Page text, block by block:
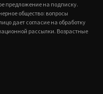
предложение на подписку.
общество: вопросы
дает согласие на обработку
рассылки. Возрастные